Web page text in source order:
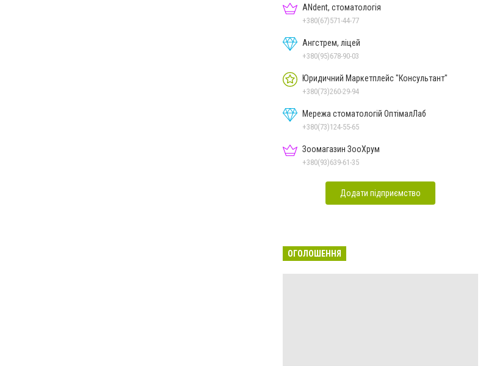
ANdent, стоматологія
+380(67)571-44-77
Ангстрем, ліцей
+380(95)678-90-03
Юридичний Маркетплейс "Консультант"
+380(73)260-29-94
Мережа стоматологій ОптімалЛаб
+380(73)124-55-65
Зоомагазин ЗооХрум
+380(93)639-61-35
Додати підприємство
ОГОЛОШЕННЯ